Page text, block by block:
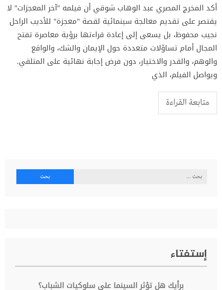
أكد المخرج المصري عبد الوهاب شوقي أن فيلمه "آخر المعجزات" لا
يقتصر على تقديم معالجة سينمائية لقصة "معجزة" للأديب الراحل
نجيب محفوظ، بل يسعى إلى إعادة قراءتها برؤية معاصرة تفتح
المجال أمام تساؤلات متعددة حول الإيمان والشك، والواقع
والوهم، والقدر والاختيار، دون فرض إجابة نهائية على المتلقي.
ويواصل الفيلم، الذي
متابعة القراءة
البحث
إستفتاء
برأيك هل تؤثر السينما على سلوكيات الشباب؟